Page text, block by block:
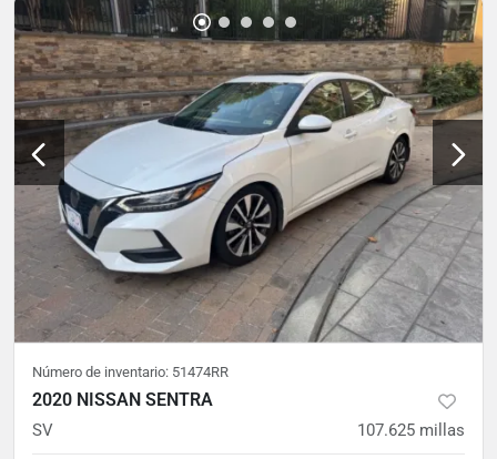
Número de inventario: 51474RR
2020 NISSAN SENTRA
SV 107.625 millas